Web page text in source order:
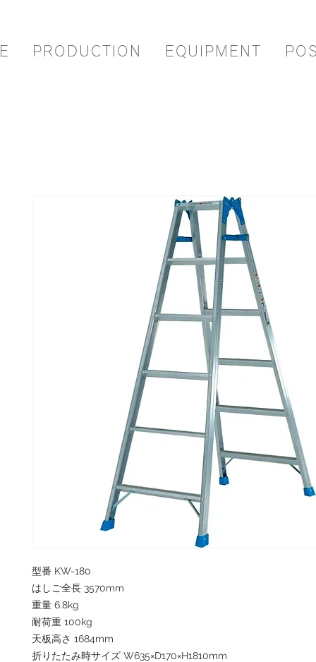
PRODUCTION EQUIPMENT
型番 KW-180
はしご全長 3570mm
重量 6.8kg
耐荷重 100kg
天板高さ 1684mm
折りたたみ時サイズ W635×D170×H1810mm